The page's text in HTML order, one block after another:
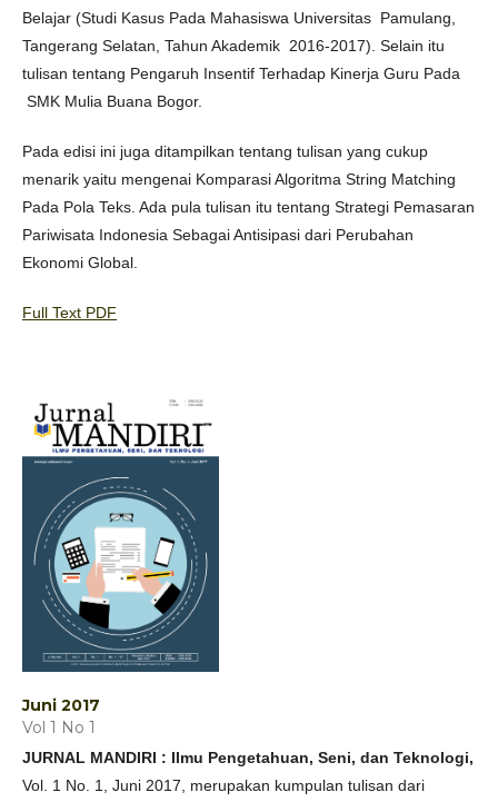
Belajar (Studi Kasus Pada Mahasiswa Universitas Pamulang,
Tangerang Selatan, Tahun Akademik 2016-2017). Selain itu
tulisan tentang Pengaruh Insentif Terhadap Kinerja Guru Pada
SMK Mulia Buana Bogor.
Pada edisi ini juga ditampilkan tentang tulisan yang cukup
menarik yaitu mengenai Komparasi Algoritma String Matching
Pada Pola Teks. Ada pula tulisan itu tentang Strategi Pemasaran
Pariwisata Indonesia Sebagai Antisipasi dari Perubahan
Ekonomi Global.
Full Text PDF
Juni 2017
Vol 1 No 1
JURNAL MANDIRI : Ilmu Pengetahuan, Seni, dan Teknologi,
Vol. 1 No. 1, Juni 2017, merupakan kumpulan tulisan dari